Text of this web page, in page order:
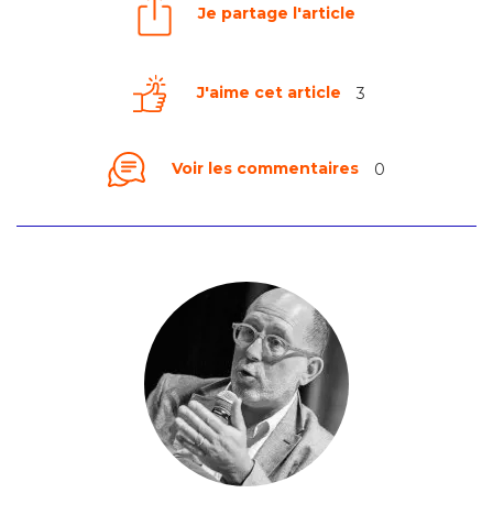
Je partage l'article
J'aime cet article 3
Voir les commentaires 0